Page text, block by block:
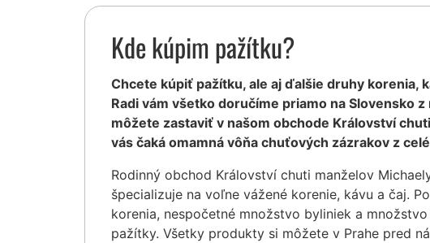
Kde kúpim pažítku?
Chcete kúpiť pažítku, ale aj ďalšie druhy korenia,
Radi vám všetko doručíme priamo na Slovensko
môžete zastaviť v našom obchode Království
vás čaká omamná vôňa chuťových zázrakov z
Rodinný obchod Království chuti manželov
špecializuje na voľne vážené korenie, kávu a čaj.
korenia, nespočetné množstvo byliniek a
pažítky. Všetky produkty si môžete v Prahe pred